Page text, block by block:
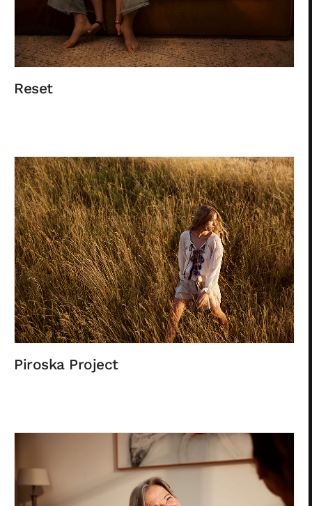
Reset
Piroska Project